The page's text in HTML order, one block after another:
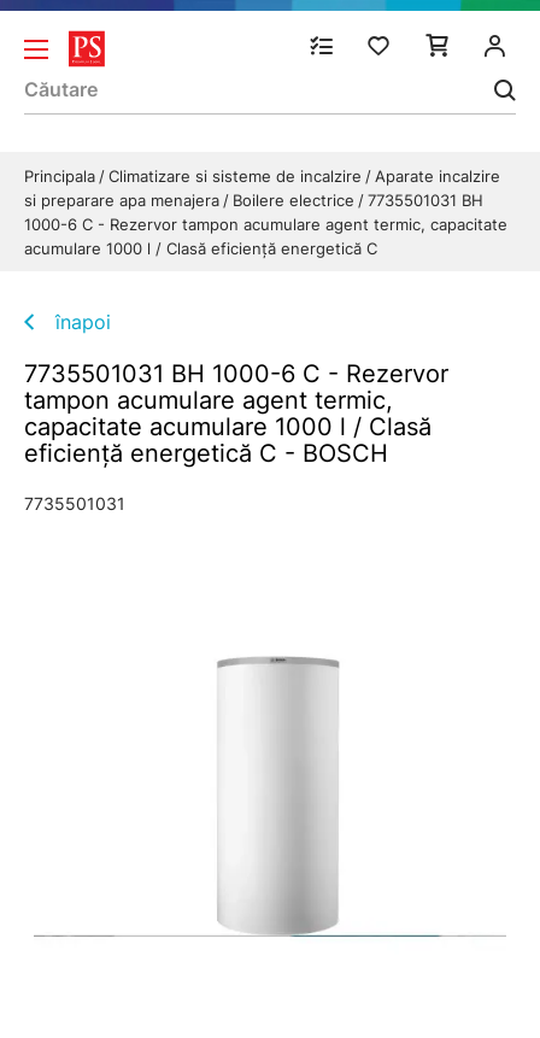
Principala Climatizare si sisteme de incalzire
Aparate incalzire
si preparare apa menajera
Boilere electrice
7735501031 BH
1000-6 C - Rezervor tampon acumulare agent termic, capacitate
acumulare 1000 l / Clasă eficienţă energetică C
înapoi
7735501031 BH 1000-6 C - Rezervor
tampon acumulare agent termic,
capacitate acumulare 1000 l / Clasă
eficienţă energetică C - BOSCH
7735501031